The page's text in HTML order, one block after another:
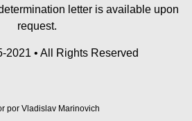
letter is available upon
request.
2021 • All Rights Reserved
por Vladislav Marinovich